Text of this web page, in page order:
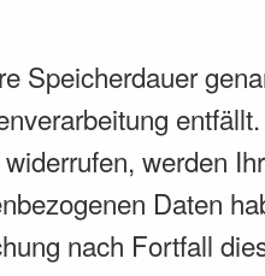
Speicherdauer
werden
Daten
nach Fortfall